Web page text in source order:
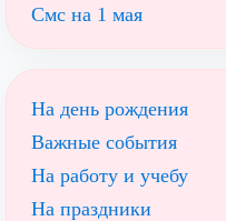
Смс на 1 мая
На день рождения
Важные события
На работу и учебу
На праздники